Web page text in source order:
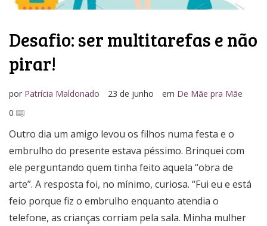
Desafio: ser multitarefas e não
pirar!
por Patrícia Maldonado 23 de junho em De Mãe pra Mãe
0
Outro dia um amigo levou os filhos numa festa e o
embrulho do presente estava péssimo. Brinquei com
ele perguntando quem tinha feito aquela “obra de
arte”. A resposta foi, no mínimo, curiosa. “Fui eu e está
feio porque fiz o embrulho enquanto atendia o
telefone, as crianças corriam pela sala. Minha mulher